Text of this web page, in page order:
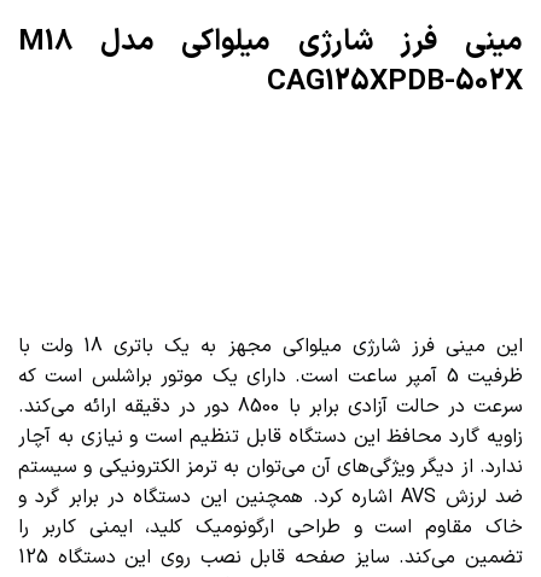
مینی فرز شارژی میلواکی مدل M18
CAG125XPDB-502X
این مینی فرز شارژی میلواکی مجهز به یک باتری 18 ولت با
ظرفیت 5 آمپر ساعت است. دارای یک موتور براشلس است که
سرعت در حالت آزادی برابر با 8500 دور در دقیقه ارائه می‌کند.
زاویه گارد محافظ این دستگاه قابل تنظیم است و نیازی به آچار
ندارد. از دیگر ویژگی‌های آن می‌توان به ترمز الکترونیکی و سیستم
ضد لرزش AVS اشاره کرد. همچنین این دستگاه در برابر گرد و
خاک مقاوم است و طراحی ارگونومیک کلید، ایمنی کاربر را
تضمین می‌کند. سایز صفحه قابل نصب روی این دستگاه 125